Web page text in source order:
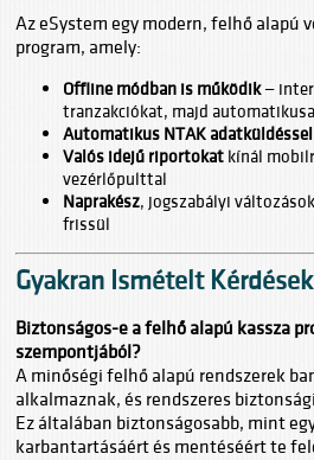
Az eSystem egy modern, felhő alapú
program, amely:
Offline módban is működik—
tranzakciókat, majd
Automatikus NTAK adatküldéssel
Valós idejű riportokat kínál
vezérlőpulttal
Naprakész, jogszabályi
frissül
Gyakran Ismételt Kérdések
Biztonságos-e a felhő alapú kassza
szempontjából?
A minőségi felhő alapú rendszerek
alkalmaznak, és rendszeres
Ez általában biztonságosabb, mint
karbantartásáért és mentéséért te